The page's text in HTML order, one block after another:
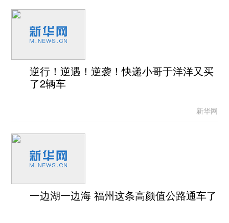
逆行！逆遇！逆袭！快递小哥于洋洋又买
了2辆车
新华网
一边湖一边海 福州这条高颜值公路通车了